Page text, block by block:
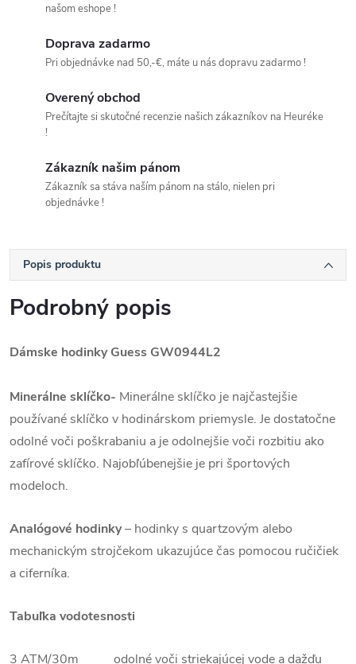
našom eshope !
Doprava zadarmo
Pri objednávke nad 50,-€, máte u nás dopravu zadarmo !
Overený obchod
Prečítajte si skutočné recenzie našich zákazníkov na Heuréke
!
Zákazník našim pánom
Zákazník sa stáva naším pánom na stálo, nielen pri
objednávke !
Popis produktu
Podrobný popis
Dámske hodinky Guess GW0944L2
Minerálne sklíčko- Minerálne sklíčko je najčastejšie
používané sklíčko v hodinárskom priemysle. Je dostatočne
odolné voči poškrabaniu a je odolnejšie voči rozbitiu ako
zafírové sklíčko. Najobľúbenejšie je pri športových
modeloch.
Analógové hodinky– hodinky s quartzovým alebo
mechanickým strojčekom ukazujúce čas pomocou ručičiek
a ciferníka.
Tabuľka vodotesnosti
3 ATM/30m odolné voči striekajúcej vode a dažďu